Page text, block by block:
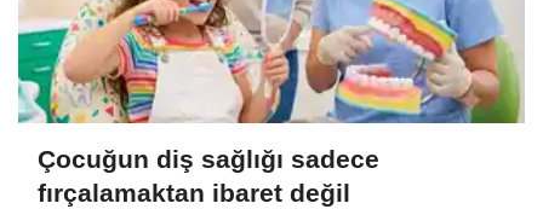
Çocuğun diş sağlığı sadece
fırçalamaktan ibaret değil